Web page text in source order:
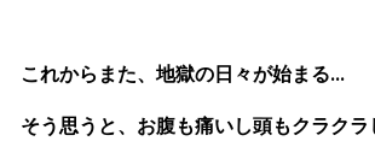
これからまた、地獄の日々が始まる…
そう思うと、お腹も痛いし頭もクラクラ